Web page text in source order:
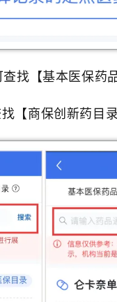
查找【基本医保药
【商保创新药目